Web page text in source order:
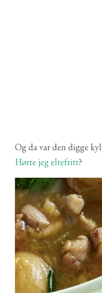
Og da var den digge
Hørte jeg eltefritt?